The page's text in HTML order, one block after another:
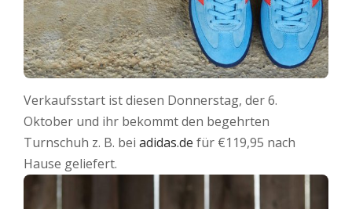
Verkaufsstart ist diesen Donnerstag, der 6.
Oktober und ihr bekommt den begehrten
Turnschuh z. B. bei adidas.de für €119,95 nach
Hause geliefert.